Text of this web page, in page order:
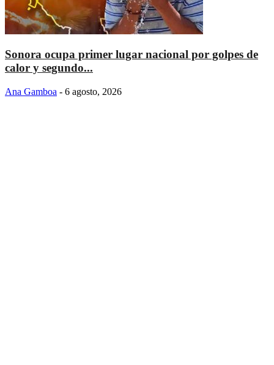
Sonora ocupa primer lugar nacional por golpes de
calor y segundo...
Ana Gamboa - 6 agosto, 2026